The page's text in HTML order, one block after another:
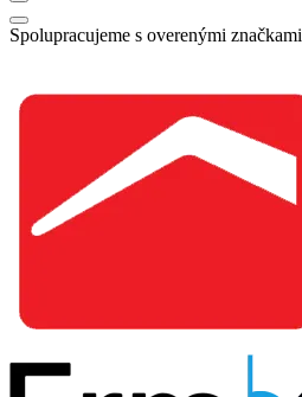
Spolupracujeme s overenými značkami